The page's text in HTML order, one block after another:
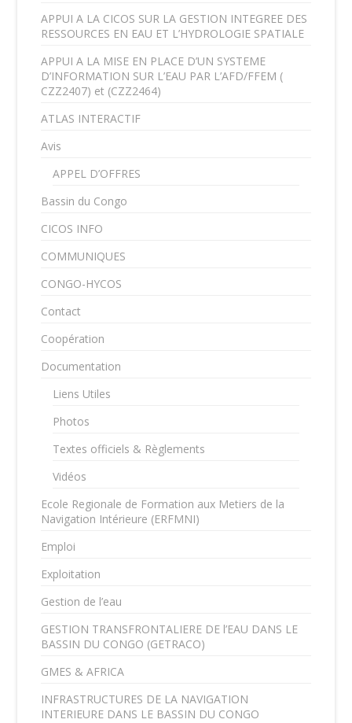
APPUI A LA CICOS SUR LA GESTION INTEGREE DES
RESSOURCES EN EAU ET L’HYDROLOGIE SPATIALE
APPUI A LA MISE EN PLACE D’UN SYSTEME
D’INFORMATION SUR L’EAU PAR L’AFD/FFEM (
CZZ2407) et (CZZ2464)
ATLAS INTERACTIF
Avis
APPEL D’OFFRES
Bassin du Congo
CICOS INFO
COMMUNIQUES
CONGO-HYCOS
Contact
Coopération
Documentation
Liens Utiles
Photos
Textes officiels & Règlements
Vidéos
Ecole Regionale de Formation aux Metiers de la
Navigation Intérieure (ERFMNI)
Emploi
Exploitation
Gestion de l’eau
GESTION TRANSFRONTALIERE DE l’EAU DANS LE
BASSIN DU CONGO (GETRACO)
GMES & AFRICA
INFRASTRUCTURES DE LA NAVIGATION
INTERIEURE DANS LE BASSIN DU CONGO